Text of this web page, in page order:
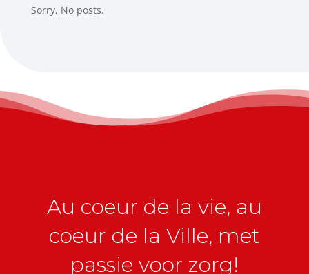
Sorry, No posts.
Au coeur de la vie, au
coeur de la Ville, met
passie voor zorg!